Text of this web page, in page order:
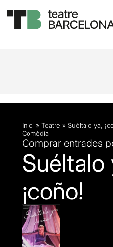
Descripció Fitxa
Inici » Teatre » Suéltalo ya,
Comèdia
Comprar entrades
Suéltalo
¡coño!